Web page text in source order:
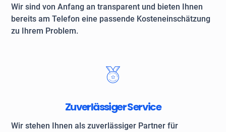
Wir sind von Anfang an transparent und bieten Ihnen
bereits am Telefon eine passende Kosteneinschätzung
zu Ihrem Problem.
Zuverlässiger Service
Wir stehen Ihnen als zuverlässiger Partner für